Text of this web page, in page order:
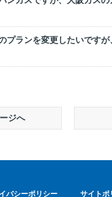
プランを変更したいです
ジへ
バシーポリシー サイトポ